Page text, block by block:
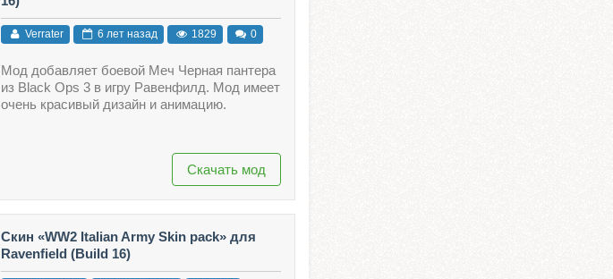
Verrater 6 лет назад 1829 0
Мод добавляет боевой Меч Черная пантера
из Black Ops 3 в игру Равенфилд. Мод имеет
очень красивый дизайн и анимацию.
Скачать мод
Скин «WW2 Italian Army Skin pack» для
Ravenfield (Build 16)